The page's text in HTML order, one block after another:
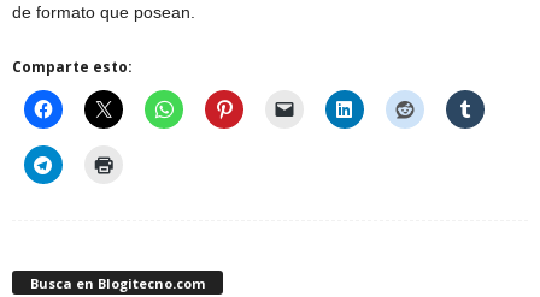
de formato que posean.
Comparte esto:
Busca en Blogitecno.com